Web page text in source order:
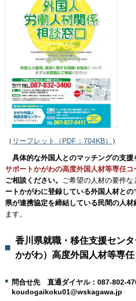
（ リーフレット（PDF：704KB） ）
具体的な外国人とのマッチングの支援
サポートかがわの高度外国人材等専任コ
ご相談ください。
ご希望の人材の要件な
ートかがわに登録している外国人材と
県が連携協定を締結している民間の人
ます。
香川県就職・移住支援セン
かがわ）高度外国人材等専
問合せ先 直通ダイヤル：087-802-
koudogaikoku01@wskagawa.jp